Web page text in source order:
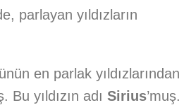
parlayan yıldızların
en parlak yıldızlarından
Bu yıldızın adı Sirius’muş.